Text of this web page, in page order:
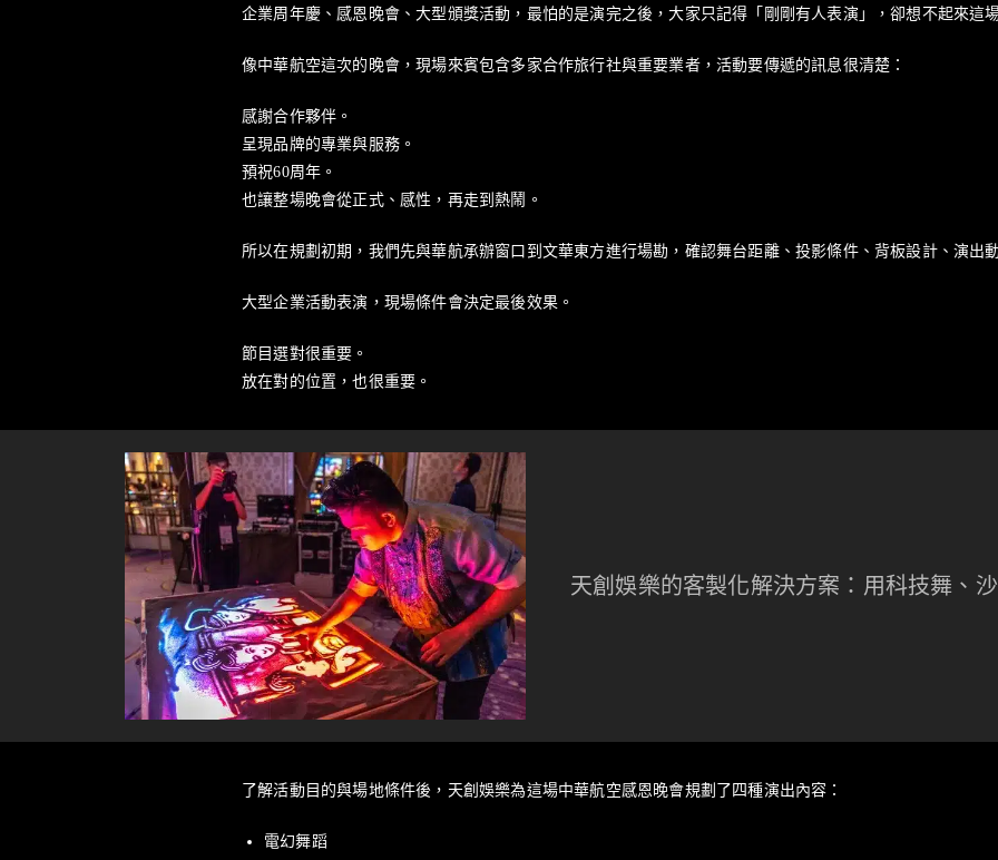
企業周年慶、感恩晚會、大型頒獎活動，最怕的是演完之後，大家只記得「剛剛有人表演」，卻想不起來這
像中華航空這次的晚會，現場來賓包含多家合作旅行社與重要業者，活動要傳遞的訊息很清楚：
感謝合作夥伴。
呈現品牌的專業與服務。
預祝60周年。
也讓整場晚會從正式、感性，再走到熱鬧。
所以在規劃初期，我們先與華航承辦窗口到文華東方進行場勘，確認舞台距離、投影條件、背板設計、演出
大型企業活動表演，現場條件會決定最後效果。
節目選對很重要。
放在對的位置，也很重要。
天創娛樂的客製化解決方案：用科技舞、
了解活動目的與場地條件後，天創娛樂為這場中華航空感恩晚會規劃了四種演出內容：
電幻舞蹈